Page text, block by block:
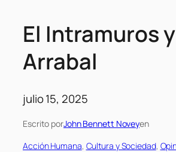
El Intramuros
Arrabal
julio 15, 2025
Escrito porJohn Bennett Noveyen
Acción Humana, Cultura y Sociedad,